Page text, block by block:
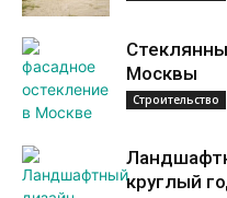
Москвы
Строительство
круглый